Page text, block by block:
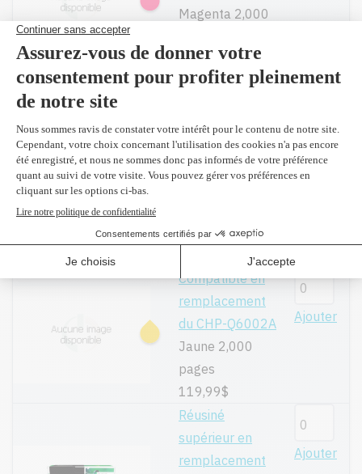
Magenta 2,000
119,99$
Réusiné
remplacement
du CHP-Q6003A
Magenta 2,000
plus 127,30 $)
Compatible en
remplacement
du CHP-Q6002A
Jaune 2,000
pages
119,99$
Ajouter
Réusiné
supérieur en
remplacement
Ajouter